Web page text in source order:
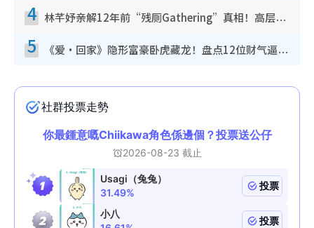
4 林芊妤亲解12年前“残厕Gathering”真相！高层解约一句话重创尊严，至今拒返TVB
5 《爱·回家》隐形富豪卧虎藏龙！盘点12位财气逼人的有钱艺人：这位美女3亿身家不愁做